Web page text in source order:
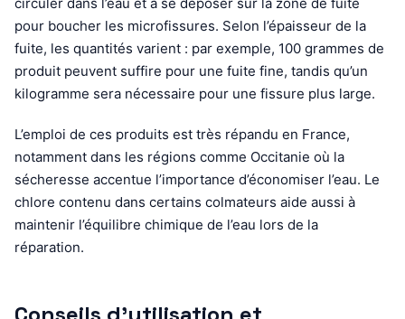
pour boucher les microfissures. Selon l’épaisseur de la
fuite, les quantités varient : par exemple, 100 grammes de
produit peuvent suffire pour une fuite fine, tandis qu’un
kilogramme sera nécessaire pour une fissure plus large.
L’emploi de ces produits est très répandu en France,
notamment dans les régions comme Occitanie où la
sécheresse accentue l’importance d’économiser l’eau. Le
chlore contenu dans certains colmateurs aide aussi à
maintenir l’équilibre chimique de l’eau lors de la
réparation.